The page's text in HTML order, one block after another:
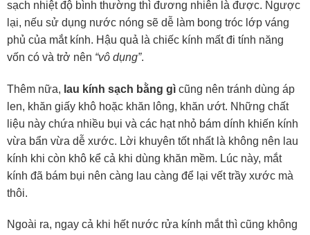
sạch nhiệt độ bình thường thì đương nhiên là được. Ngược
lại, nếu sử dụng nước nóng sẽ dễ làm bong tróc lớp váng
phủ của mắt kính. Hậu quả là chiếc kính mất đi tính năng
vốn có và trở nên “vô dụng”.
Thêm nữa, lau kính sạch bằng gìcũng nên tránh dùng áp
len, khăn giấy khô hoặc khăn lông, khăn ướt. Những chất
liệu này chứa nhiều bụi và các hạt nhỏ bám dính khiến kính
vừa bẩn vừa dễ xước. Lời khuyên tốt nhất là không nên lau
kính khi còn khô kể cả khi dùng khăn mềm. Lúc này, mắt
kính đã bám bụi nên càng lau càng để lại vết trầy xước mà
thôi.
Ngoài ra, ngay cả khi hết nước rửa kính mắt thì cũng không